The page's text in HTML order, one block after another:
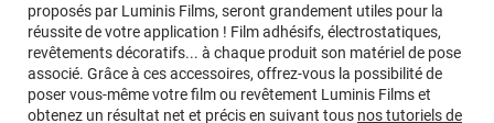
proposés par Luminis Films, seront grandement utiles pour la
réussite de votre application ! Film adhésifs, électrostatiques,
revêtements décoratifs... à chaque produit son matériel de pose
associé. Grâce à ces accessoires, offrez-vous la possibilité de
poser vous-même votre film ou revêtement Luminis Films et
obtenez un résultat net et précis en suivant tous nos tutoriels de